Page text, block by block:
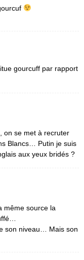
gourcuff par rapport
on se met à recruter
Blancs… Putin je suis
aux yeux bridés ?
même source la
son niveau… Mais son